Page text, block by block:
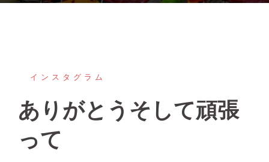
インスタグラム
ありがとうそして頑張
って